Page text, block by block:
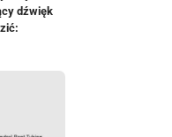
dźwięk